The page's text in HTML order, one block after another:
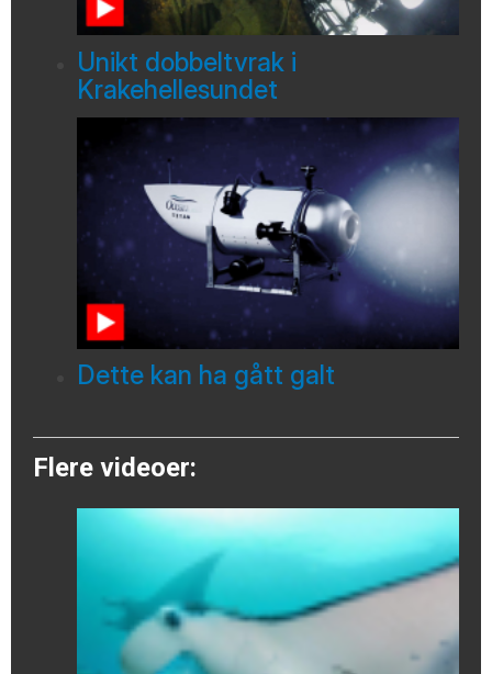
Unikt dobbeltvrak i
Krakehellesundet
Dette kan ha gått galt
Flere videoer: